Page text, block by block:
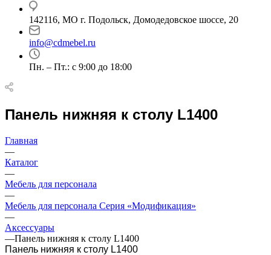
142116, МО г. Подольск, Домодедовское шоссе, 20
info@cdmebel.ru
Пн. – Пт.: с 9:00 до 18:00
Панель нижняя к столу L1400
Главная
—
Каталог
—
Мебель для персонала
—
Мебель для персонала Серия «Модификация»
—
Аксессуары
—Панель нижняя к столу L1400
Панель нижняя к столу L1400